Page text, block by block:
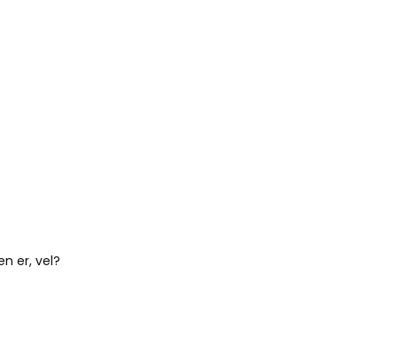
er, vel?